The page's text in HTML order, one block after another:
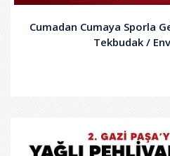
Cumadan Cumaya Sporla
Tekbudak /